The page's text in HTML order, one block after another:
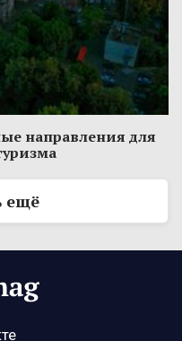
направления для
ещё